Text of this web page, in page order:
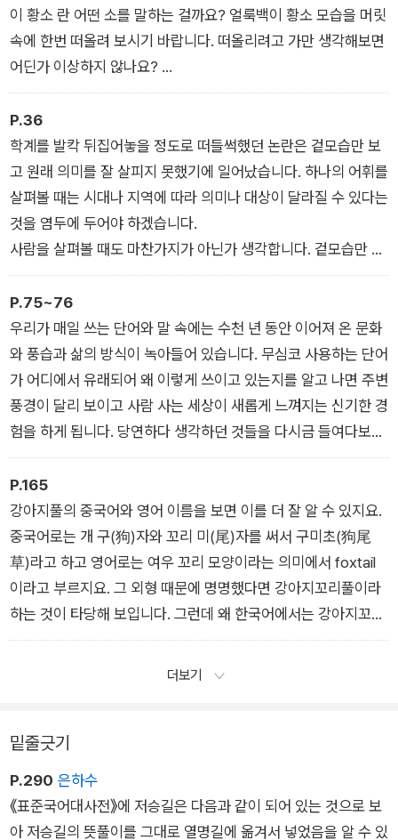
게는 무척 재미가 있었기에 그 이후로도 문헌을 읽으며 나타나는
특이한 단어들에 주목하여 하나씩 정리를 해나가기 시작했습니
다.
이 황소 란 어떤 소를 말하는 걸까요? 얼룩백이 황소 모습을 머릿
속에 한번 떠올려 보시기 바랍니다. 떠올리려고 가만 생각해보면
어딘가 이상하지 않나요?
해가 저물어가는 저녁 무렵 넓은 벌판에서 황금빛 햇살을 받으며
한가로이 풀을 뜯다 울음을 우는 누런 소의 모습을 떠올리다가 번
뜩 생각하게 됩니다.
‘가만, 그냥 황소가 아니라 ‘얼룩백이’ 황소잖아?’
머릿속으로 떠올리던 누런 소에 얼룩덜룩 덧칠을 해야 하는 걸까,
생각할지도 모르지요. 왜 시인은 황소도 아니고 얼룩백이 소도 아
닌, 얼룩백이 황소라고 했을까요? 얼룩백이 황소란 대체 어떻게
생긴 소일까요?
P.36
학계를 발칵 뒤집어놓을 정도로 떠들썩했던 논란은 겉모습만 보
고 원래 의미를 잘 살피지 못했기에 일어났습니다. 하나의 어휘를
살펴볼 때는 시대나 지역에 따라 의미나 대상이 달라질 수 있다는
것을 염두에 두어야 하겠습니다.
사람을 살펴볼 때도 마찬가지가 아닌가 생각합니다. 겉모습만 보
고 차갑다고 여기거나 냉소적일 거라고 생각했던 사람이었는데
이야기를 많이 나누어보고 그 사람의 내면을 알아나가다 보면 따
듯하고 배려 깊은 사람이라는 것을 깨닫기도 합니다. 참된 의미는
겉으로 잘 드러나지 않는 법이지요. 한 사람을 바라볼 때도, 하나
의 어휘를 사용할 때도 어떤 삶을 살아오고 어떤 역사적 과정을
걸어왔는지 들여다볼 일입니다.
P.75~76
우리가 매일 쓰는 단어와 말 속에는 수천 년 동안 이어져 온 문화
와 풍습과 삶의 방식이 녹아들어 있습니다. 무심코 사용하는 단어
가 어디에서 유래되어 왜 이렇게 쓰이고 있는지를 알고 나면 주변
풍경이 달리 보이고 사람 사는 세상이 새롭게 느껴지는 신기한 경
험을 하게 됩니다. 당연하다 생각하던 것들을 다시금 들여다보고
탐구하며 몰랐던 세계를 알게 되지요.
매일매일 사용하면서도 정작 그 유래를 모르는 단어는 아주 많습
니다. 그 가운데는 양치질이 있습니다. 양치질이라는 단어의 유래
를 이해하기 위해서는 인도에서 시작해 중국을 거쳐 우리나라로
이어지는 문화의 전파와 그 이면에 남아 있는 문화사적 이해가 필
요합니다. 나아가 근대 이후에는 일본의 영향까지도 고려가 될 수
있다는 점에서 양치는 매우 흥미로운 단어이지요. 양치질이라는
단어 하나에 수천 년의 문화가 녹아들어 있는 셈입니다.
P.165
강아지풀의 중국어와 영어 이름을 보면 이를 더 잘 알 수 있지요.
중국어로는 개 구(狗)자와 꼬리 미(尾)자를 써서 구미초(狗尾
草)라고 하고 영어로는 여우 꼬리 모양이라는 의미에서 foxtail
이라고 부르지요. 그 외형 때문에 명명했다면 강아지꼬리풀이라
하는 것이 타당해 보입니다. 그런데 왜 한국어에서는 강아지꼬리
풀이 아니라 강아지풀인 걸까요?
우리말에서 그 외형을 보고 이름 지어진 몇몇 재미있는 단어가 있
버섯이라고 부르지는 않지요. 노루궁둥이처럼 생겨서 노루궁둥
이버섯이라고 이름 붙여진 것이니까요.
더보기
밑줄긋기
P.290 은하수
《표준국어대사전》에 저승길은 다음과 같이 되어 있는 것으로 보
아 저승길의 뜻풀이를 그대로 열명길에 옮겨서 넣었음을 알 수 있